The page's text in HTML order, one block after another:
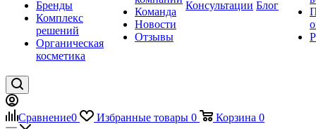
Бренды
Комплекс
решений
Органическая
косметика
Команда
Новости
Отзывы
Консультации Блог
Сравнение0 Избранные товары 0 Корзина 0